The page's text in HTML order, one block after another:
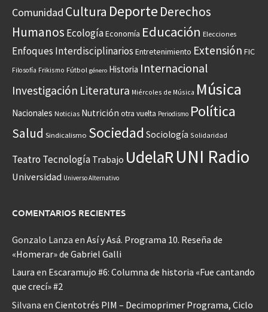
Comunidad Cultura Deporte Derechos
Humanos EcologíaEconomía Educación Elecciones
Enfoques Interdisciplinarios Entretenimiento Extensión FIC
Filosofía Frikismo Fútbol género Historia Internacional
Investigación Literatura Miércoles de Música Música
Nacionales Noticias Nutrición otra vuelta Periodismo Política
Salud Sindicalismo Sociedad Sociología Solidaridad
Teatro Tecnología Trabajo UdelaRUNI Radio
Universidad Universo Alternativo
COMENTARIOS RECIENTES
Gonzalo Lanza en Así y Asá. Programa 10. Reseña de
«Homerar» de Gabriel Galli
Laura en Escaramujo #6: Columna de historia «Fue cantando
que crecí» #2
Silvana en Cientotrés PIM – Decimoprimer Programa, Ciclo